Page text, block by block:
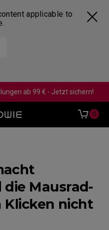
applicable to
ab 99 € - Jetzt sichern!
0
die Mausrad-
Klicken nicht